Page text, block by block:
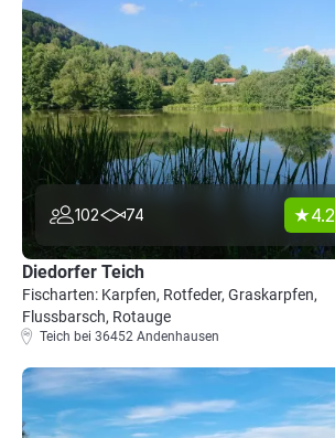
102 74 4.2
Diedorfer Teich
Fischarten: Karpfen, Rotfeder, Graskarpfen,
Flussbarsch, Rotauge
Teich bei 36452 Andenhausen